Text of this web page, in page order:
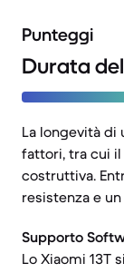
Punteggi
Durata
La longevità di
fattori, tra cui
costruttiva.
resistenza e
Supporto
Lo Xiaomi 13T